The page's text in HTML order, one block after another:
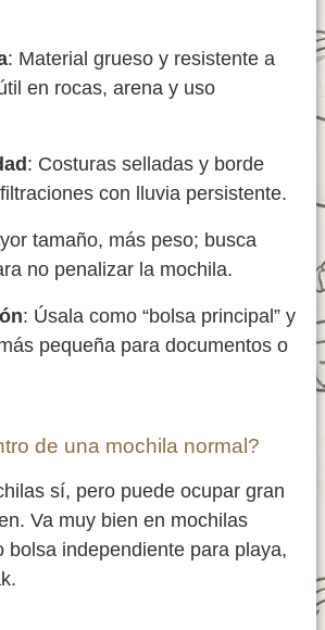
: Material grueso y resistente a
en rocas, arena y uso
: Costuras selladas y borde
con lluvia persistente.
tamaño, más peso; busca
no penalizar la mochila.
: Úsala como “bolsa principal” y
pequeña para documentos o
de una mochila normal?
sí, pero puede ocupar gran
Va muy bien en mochilas
bolsa independiente para playa,